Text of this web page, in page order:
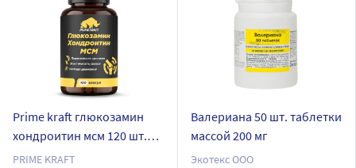
Prime kraft глюкозамин
хондроитин мсм 120 шт.
капсулы массой 970 мг
PRIME KRAFT
Валериана 50 шт. таблетки
массой 200 мг
Экотекс ООО